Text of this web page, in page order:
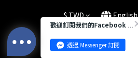
$TWD English
Powered by SHOPLINE
歡迎訂閱我們的Facebook 專頁
透過 Messenger 訂閱